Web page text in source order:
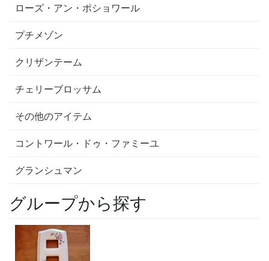
ローズ・アン・ポショワール
プチメゾン
クリザンテーム
チェリーブロッサム
その他のアイテム
コントワール・ドゥ・ファミーユ
グランシュマン
グループから探す